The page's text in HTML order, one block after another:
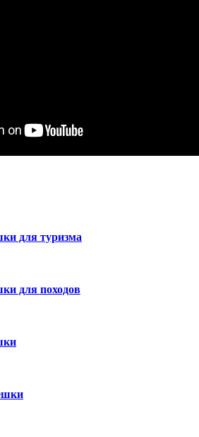
для туризма
для походов